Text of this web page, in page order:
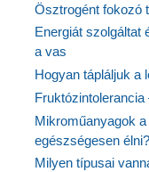
Ösztrogént fokozó
Energiát szolgáltat
a vas
Hogyan tápláljuk a
Mikroműanyagok
egészségesen élni?
Milyen típusai